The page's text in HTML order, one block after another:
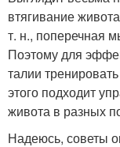
втягивание
т. н., поперечная
Поэтому для
талии
этого подходит
живота в разных
Надеюсь, советы